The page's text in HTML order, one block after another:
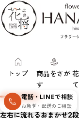
トップ
商品をさが
す
て
左右に流れるおまかせ2
電話・LINEで相談
お急ぎ・配送のご相談